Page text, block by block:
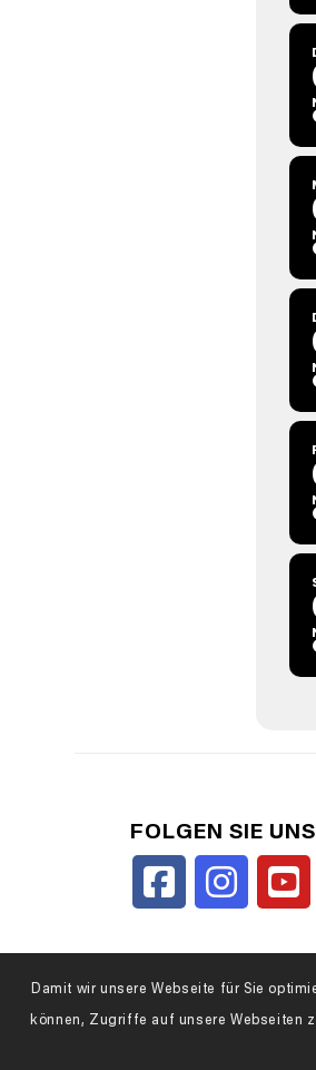
FOLGEN SIE
Damit wir unsere Webseite für Sie
können, Zugriffe auf unsere Webseiten